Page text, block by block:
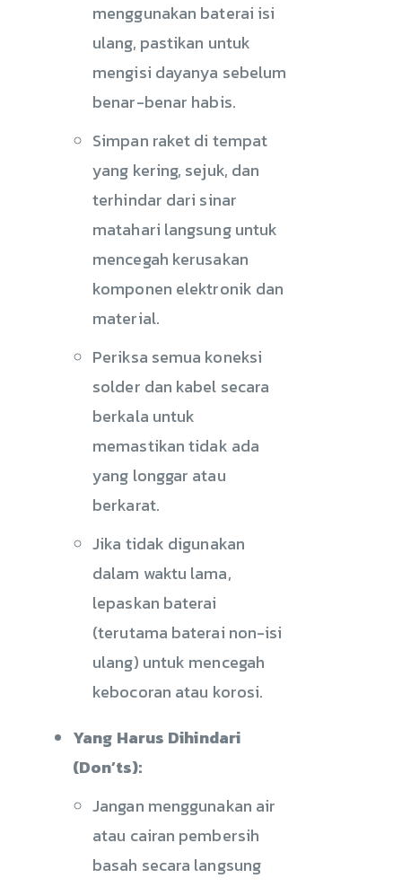
menggunakan baterai isi
ulang, pastikan untuk
mengisi dayanya sebelum
benar-benar habis.
Simpan raket di tempat
yang kering, sejuk, dan
terhindar dari sinar
matahari langsung untuk
mencegah kerusakan
komponen elektronik dan
material.
Periksa semua koneksi
solder dan kabel secara
berkala untuk
memastikan tidak ada
yang longgar atau
berkarat.
Jika tidak digunakan
dalam waktu lama,
lepaskan baterai
(terutama baterai non-isi
ulang) untuk mencegah
kebocoran atau korosi.
Yang Harus Dihindari
(Don’ts):
Jangan menggunakan air
atau cairan pembersih
basah secara langsung